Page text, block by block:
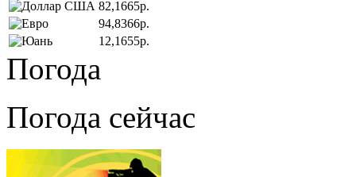
82,1665р.
94,8366р.
12,1655р.
Погода
Погода сейчас